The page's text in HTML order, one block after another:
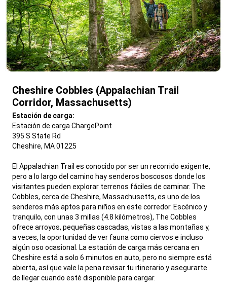
Cheshire Cobbles (Appalachian Trail
Corridor, Massachusetts)
,Estación de carga:
Estación de carga ChargePoint
395 S State Rd
Cheshire, MA 01225
El Appalachian Trail es conocido por ser un recorrido exigente,
pero a lo largo del camino hay senderos boscosos donde los
visitantes pueden explorar terrenos fáciles de caminar. The
Cobbles, cerca de Cheshire, Massachusetts, es uno de los
senderos más aptos para niños en este corredor. Escénico y
tranquilo, con unas 3 millas (4.8 kilómetros), The Cobbles
ofrece arroyos, pequeñas cascadas, vistas a las montañas y,
a veces, la oportunidad de ver fauna como ciervos e incluso
algún oso ocasional. La estación de carga más cercana en
Cheshire está a solo 6 minutos en auto, pero no siempre está
abierta, así que vale la pena revisar tu itinerario y asegurarte
de llegar cuando esté disponible para cargar.